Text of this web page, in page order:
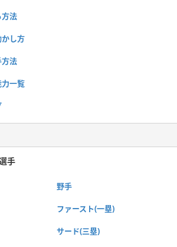
法
し方
法
一覧
手
野手
ファースト(一塁)
サード(三塁)